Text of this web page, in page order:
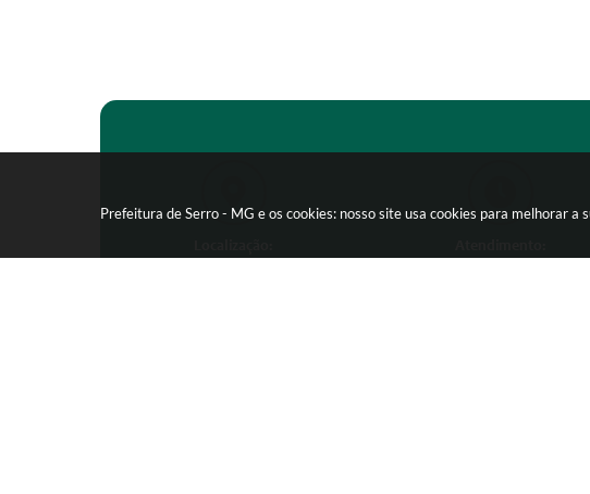
Prefeitura de Serro - MG e os cookies: nosso site usa cookies para melhorar